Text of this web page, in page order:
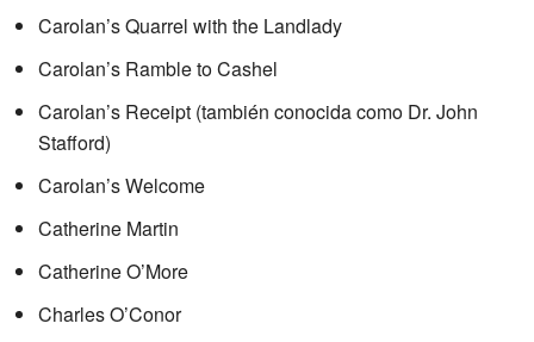
Carolan’s Quarrel with the Landlady
Carolan’s Ramble to Cashel
Carolan’s Receipt (también conocida como Dr. John
Stafford)
Carolan’s Welcome
Catherine Martin
Catherine O’More
Charles O’Conor